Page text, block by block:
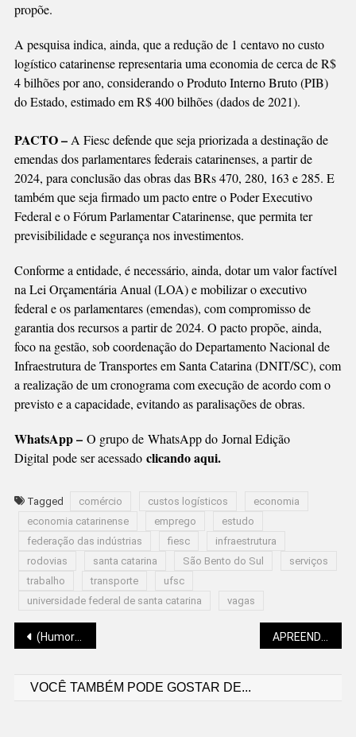
propõe.
A pesquisa indica, ainda, que a redução de 1 centavo no custo
logístico catarinense representaria uma economia de cerca de R$
4 bilhões por ano, considerando o Produto Interno Bruto (PIB)
do Estado, estimado em R$ 400 bilhões (dados de 2021).
PACTO –A Fiesc defende que seja priorizada a destinação de
emendas dos parlamentares federais catarinenses, a partir de
2024, para conclusão das obras das BRs 470, 280, 163 e 285. E
também que seja firmado um pacto entre o Poder Executivo
Federal e o Fórum Parlamentar Catarinense, que permita ter
previsibilidade e segurança nos investimentos.
Conforme a entidade, é necessário, ainda, dotar um valor factível
na Lei Orçamentária Anual (LOA) e mobilizar o executivo
federal e os parlamentares (emendas), com compromisso de
garantia dos recursos a partir de 2024. O pacto propõe, ainda,
foco na gestão, sob coordenação do Departamento Nacional de
Infraestrutura de Transportes em Santa Catarina (DNIT/SC), com
a realização de um cronograma com execução de acordo com o
previsto e a capacidade, evitando as paralisações de obras.
WhatsApp – O grupo de WhatsApp do Jornal Edição
Digital pode ser acessado clicando aqui.
Tagged comércio custos logísticos
economia
economia catarinense
emprego
estudo
federação das indústrias
fiesc
infraestrutura
rodovias
santa catarina São Bento do Sul
serviços
trabalho
transporte
ufsc
universidade federal de santa catarina
vagas
Navegação
(Humor) O CABARÉ EM CHAMAS APREENDIDOS 210KG DE MACONHA
VOCÊ TAMBÉM PODE GOSTAR DE...